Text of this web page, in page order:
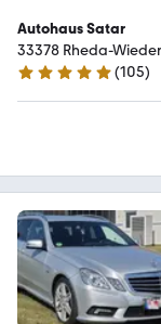
Autohaus Satar
33378 Rheda-
4.8 Sterne
(105)